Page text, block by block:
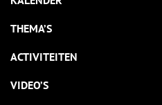
THEMA’S
ACTIVITEITEN
VIDEO’S